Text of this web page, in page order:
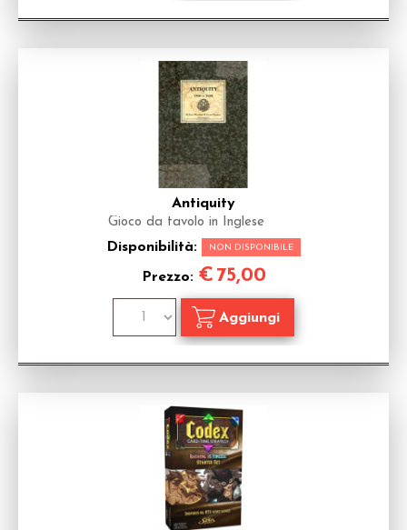
Antiquity
Gioco da tavolo in Inglese
Disponibilità: NON DISPONIBILE
Prezzo: € 75,00